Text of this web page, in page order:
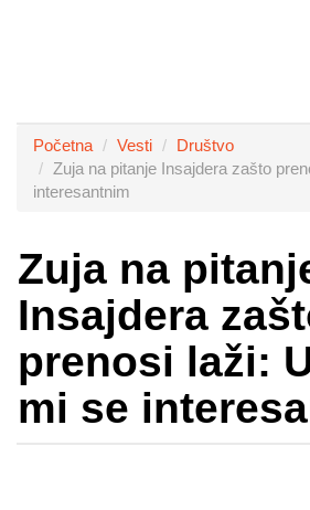
Početna Vesti
Društvo
Zuja na pitanje Insajdera zašto
interesantnim
Zuja na
Insajdera
prenosi laži:
mi se